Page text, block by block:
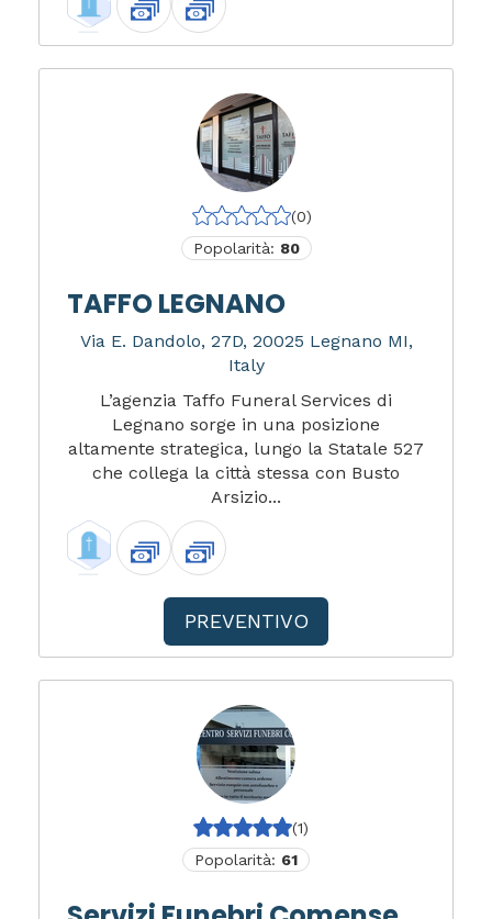
(0)
Popolarità: 80
TAFFO LEGNANO
Via E. Dandolo, 27D, 20025 Legnano MI,
Italy
L’agenzia Taffo Funeral Services di
Legnano sorge in una posizione
altamente strategica, lungo la Statale 527
che collega la città stessa con Busto
Arsizio...
PREVENTIVO
(1)
Popolarità: 61